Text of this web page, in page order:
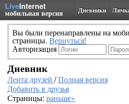
LiveInternet
мобильная версия Дневники
Вы были перенаправлены на
страницы. Вернуться!
Авторизация
Дневник
Лента друзей /Полная версия
Добавить в друзья
Страницы: раньше»